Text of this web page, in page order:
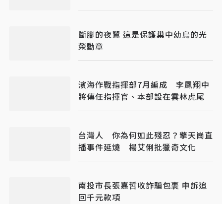
斷腳的夜鷺 這是保護巢中幼鳥的光
榮勳章
濱海作戰指揮部7月編成 李鳳翔中
將傳任指揮官、本部設在雲林虎尾
台灣人 你為何如此殘忍？擎天崗直
播事件延燒 楊艾俐批獵奇文化
南投市長張嘉哲收詐騙包裹 申訴追
回千元款項